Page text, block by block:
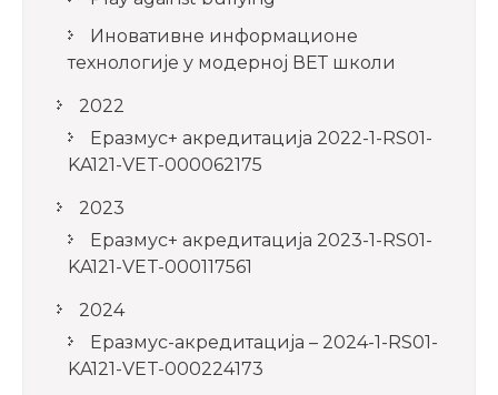
Иновативне информационе
технологије у модерној ВЕТ школи
2022
Еразмус+ акредитација 2022-1-RS01-
KA121-VET-000062175
2023
Еразмус+ акредитација 2023-1-RS01-
KA121-VET-000117561
2024
Еразмус-акредитација – 2024-1-RS01-
KA121-VET-000224173